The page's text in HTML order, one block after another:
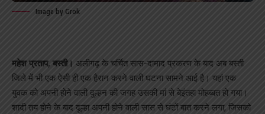
Image by Grok
महेश प्रताप, बस्ती। अलीगढ़ के चर्चित सास-दामाद प्रकरण के बाद अब बस्ती
जिले में भी एक ऐसी ही एक हैरान करने वाली घटना सामने आई है। यहां एक
युवक को अपनी होने वाली दुल्हन की जगह उसकी मां से बेइंतहा मोहब्बत हो गया।
शादी तय होने के बाद दूल्हा अपनी होने वाली सास से घंटों बात करने लगा, जिसको